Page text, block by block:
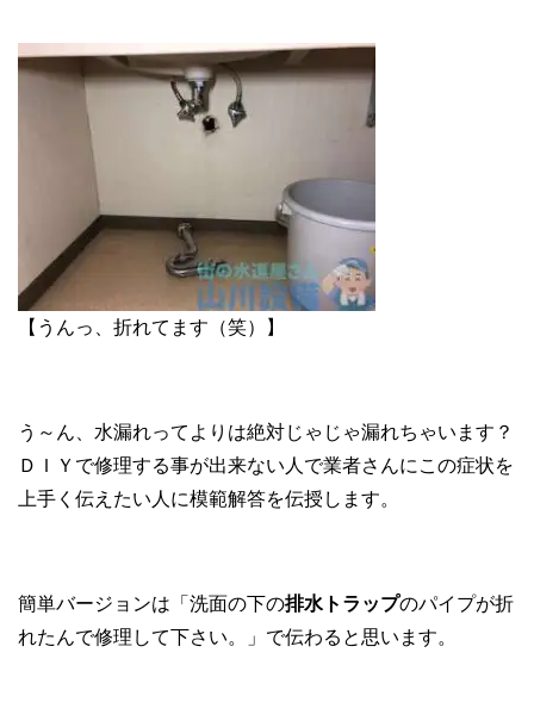
【うんっ、折れてます（笑）】
う～ん、水漏れってよりは絶対じゃじゃ漏れちゃいます？
ＤＩＹで修理する事が出来ない人で業者さんにこの症状を
上手く伝えたい人に模範解答を伝授します。
簡単バージョンは「洗面の下の排水トラップのパイプが折
れたんで修理して下さい。」で伝わると思います。